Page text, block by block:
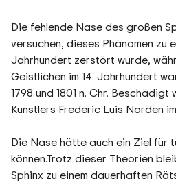
Die fehlende Nase des großen
versuchen, dieses Phänomen zu
Jahrhundert zerstört wurde,
Geistlichen im 14. Jahrhundert
1798 und 1801 n. Chr.
Künstlers Frederic Luis Norden
Die Nase hätte auch ein Ziel für
können.Trotz dieser Theorien
Sphinx zu einem dauerhaften